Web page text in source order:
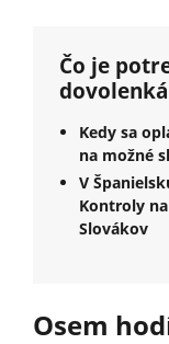
Čo je
Kedy sa
na možné
V
Kontroly
Slovákov
Osem